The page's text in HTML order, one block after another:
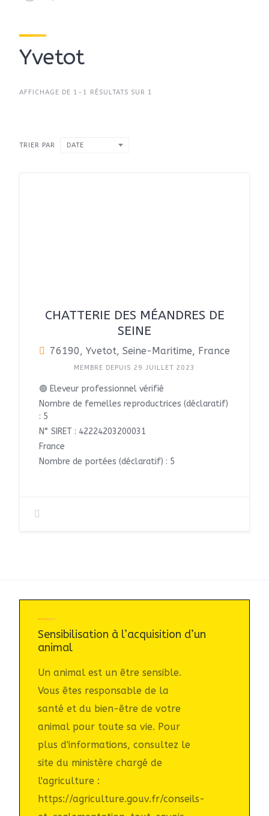
Yvetot
AFFICHAGE DE 1-1 RÉSULTATS SUR 1
TRIER PAR DATE
CHATTERIE DES MÉANDRES DE
SEINE
76190, Yvetot, Seine-Maritime, France
MEMBRE DEPUIS 29 JUILLET 2023
🟢 Eleveur professionnel vérifié
Nombre de femelles reproductrices (déclaratif)
: 5
N° SIRET : 42224203200031
France
Nombre de portées (déclaratif) : 5
Sensibilisation à l’acquisition d’un
animal
Un animal est un être sensible.
Vous êtes responsable de la
santé et du bien-être de votre
animal pour toute sa vie. Pour
plus d'informations, consultez le
site du ministère chargé de
l'agriculture :
https://agriculture.gouv.fr/conseils-